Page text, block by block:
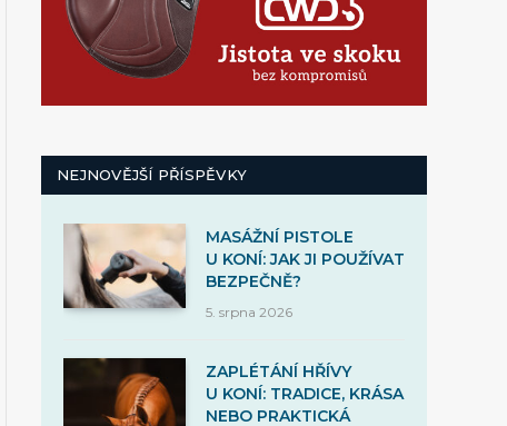
NEJNOVĚJŠÍ PŘÍSPĚVKY
MASÁŽNÍ PISTOLE
U KONÍ: JAK JI POUŽÍVAT
BEZPEČNĚ?
5. srpna 2026
ZAPLÉTÁNÍ HŘÍVY
U KONÍ: TRADICE, KRÁSA
NEBO PRAKTICKÁ